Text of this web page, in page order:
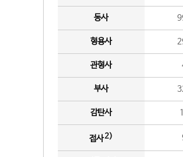
동사
형용사
관형사
부사
감탄사
접사2)